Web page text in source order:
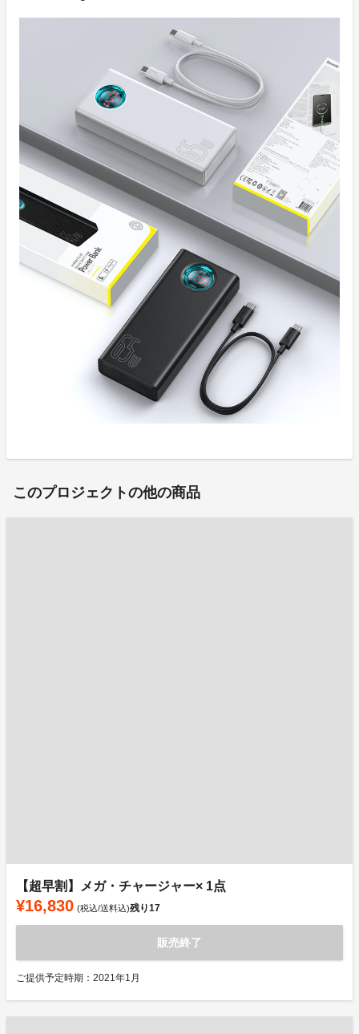
このプロジェクトの他の商品
【超早割】メガ・チャージャー× 1点
¥16,830 (税込/送料込)残り17
販売終了
ご提供予定時期：2021年1月